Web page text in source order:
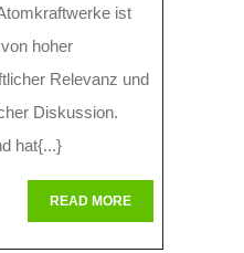
Aktuellen
Lage
ist
hoher
Relevanz und
Diskussion.
hat{...}
READ MOREREAD
MORE